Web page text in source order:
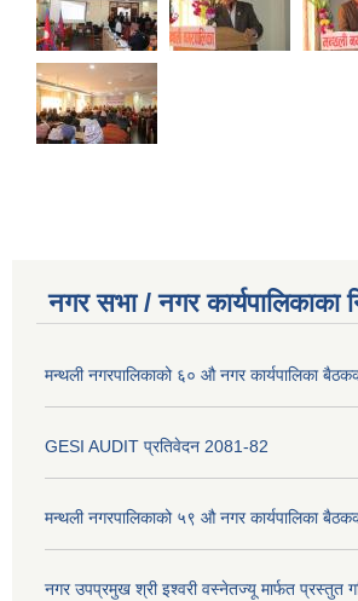
नगर सभा / नगर कार्यपालिकाका
मन्थली नगरपालिकाको ६० औ नगर कार्यपालिका
GESI AUDIT प्रतिवेदन 2081-82
मन्थली नगरपालिकाको ५९ औ नगर कार्यपालिका
नगर उपप्रमुख श्री इश्वरी वस्नेतज्यू मार्फत प्रस्तुत